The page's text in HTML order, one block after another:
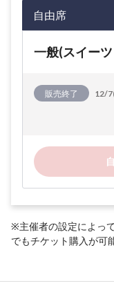
自由席
一般(スイー
販売終了 12/
※主催者の設定によっ
でもチケット購入が可